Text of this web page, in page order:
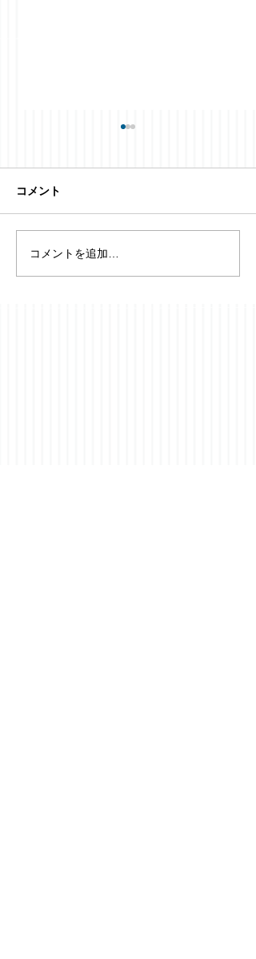
⭐️YouTubeチャンネル開
設のお知らせ成人発達学
コメント
コメントを追加…